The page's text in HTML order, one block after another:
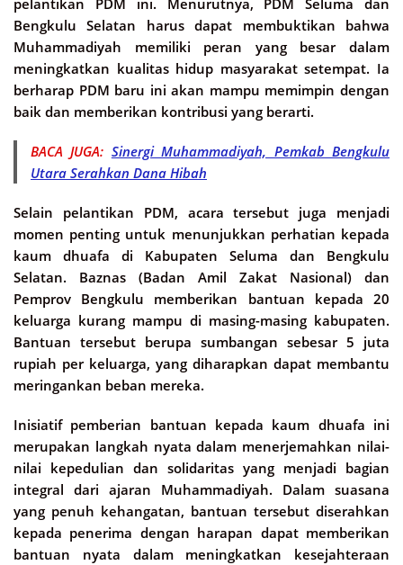
pelantikan PDM ini. Menurutnya, PDM Seluma dan
Bengkulu Selatan harus dapat membuktikan bahwa
Muhammadiyah memiliki peran yang besar dalam
meningkatkan kualitas hidup masyarakat setempat. Ia
berharap PDM baru ini akan mampu memimpin dengan
baik dan memberikan kontribusi yang berarti.
BACA JUGA: Sinergi Muhammadiyah, Pemkab Bengkulu
Utara Serahkan Dana Hibah
Selain pelantikan PDM, acara tersebut juga menjadi
momen penting untuk menunjukkan perhatian kepada
kaum dhuafa di Kabupaten Seluma dan Bengkulu
Selatan. Baznas (Badan Amil Zakat Nasional) dan
Pemprov Bengkulu memberikan bantuan kepada 20
keluarga kurang mampu di masing-masing kabupaten.
Bantuan tersebut berupa sumbangan sebesar 5 juta
rupiah per keluarga, yang diharapkan dapat membantu
meringankan beban mereka.
Inisiatif pemberian bantuan kepada kaum dhuafa ini
merupakan langkah nyata dalam menerjemahkan nilai-
nilai kepedulian dan solidaritas yang menjadi bagian
integral dari ajaran Muhammadiyah. Dalam suasana
yang penuh kehangatan, bantuan tersebut diserahkan
kepada penerima dengan harapan dapat memberikan
bantuan nyata dalam meningkatkan kesejahteraan